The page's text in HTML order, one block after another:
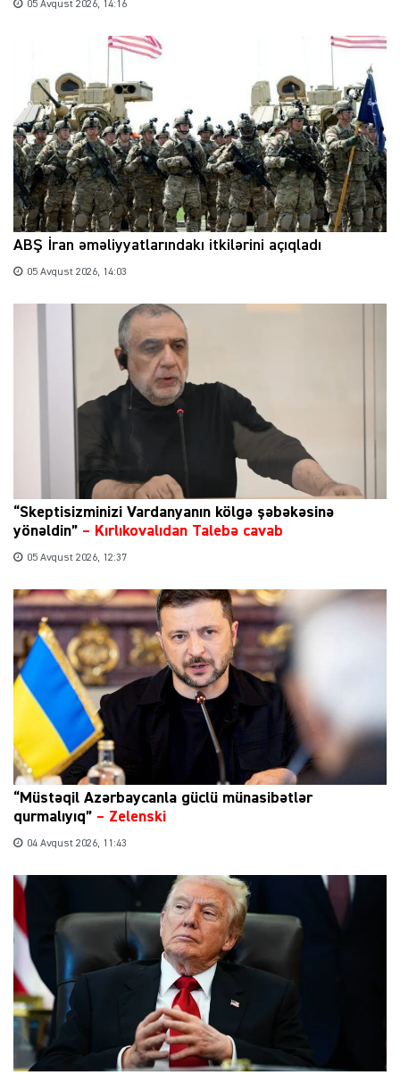
05 Avqust 2026, 14:16
ABŞ İran əməliyyatlarındakı itkilərini açıqladı
05 Avqust 2026, 14:03
“Skeptisizminizi Vardanyanın kölgə şəbəkəsinə
yönəldin” – Kırlıkovalıdan Talebə cavab
05 Avqust 2026, 12:37
“Müstəqil Azərbaycanla güclü münasibətlər
qurmalıyıq” – Zelenski
04 Avqust 2026, 11:43